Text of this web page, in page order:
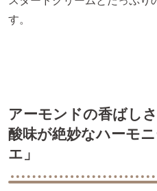
す。
アーモンドの香ばし
酸味が絶妙なハーモ
エ」